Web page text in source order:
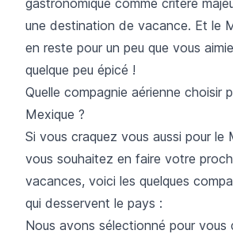
une destination de vacance. Et le
en reste pour un peu que vous
quelque peu épicé !
Quelle compagnie aérienne choisir
Mexique ?
Si vous craquez vous aussi pour le
vous souhaitez en faire votre
vacances, voici les quelques
qui desservent le pays :
Nous avons sélectionné pour vous